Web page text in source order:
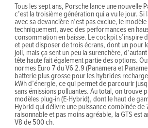
Tous les sept ans, Porsche lance une nouvelle
c’est la troisième génération qui a vu le jour.
avec sa devancière n’est pas exclue, le
techniquement, avec des performances en
consommation en baisse. Le cockpit s’inspire
et peut disposer de trois écrans, dont un pour
joli, mais ça sent un peu la surenchère,
tête haute fait également partie des options.
normes Euro 7 du V6 2.9 (Panamera et
batterie plus grosse pour les hybrides
kWh d’énergie, ce qui permet de parcourir
sans émissions polluantes. Au total, on trouve
modèles plug-in (E-Hybrid), dont le haut de
Hybrid qui délivre une puissance combinée de
raisonnable et pas moins agréable, la GTS est
V8 de 500 ch.